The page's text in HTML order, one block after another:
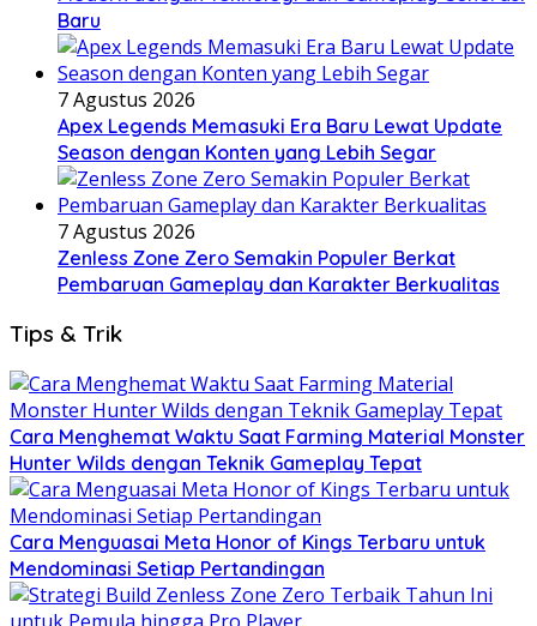
Baru
7 Agustus 2026
Apex Legends Memasuki Era Baru Lewat Update
Season dengan Konten yang Lebih Segar
7 Agustus 2026
Zenless Zone Zero Semakin Populer Berkat
Pembaruan Gameplay dan Karakter Berkualitas
Tips & Trik
Cara Menghemat Waktu Saat Farming Material Monster
Hunter Wilds dengan Teknik Gameplay Tepat
Cara Menguasai Meta Honor of Kings Terbaru untuk
Mendominasi Setiap Pertandingan